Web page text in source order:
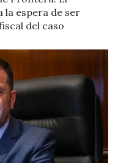
la espera de ser
del caso